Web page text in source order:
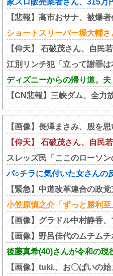
【悲報】高市おサナ、被爆
ショートスリーバー堀大輔
【仰天】 石破茂さん、自民
江別リンチ犯「立って謝罪
ディズニーからの帰り道。
【CN悲報】三峡ダム、全力
【画像】長澤まさみ、股を
【仰天】 石破茂さん、自民
スレッズ民「ここのローソ
パ○チラに気付いた女さんの
【緊急】中道改革連合の政
小笠原慎之介「ずっと勝利
【画像】グラドル中村静香
【画像】野呂佳代のムチム
後藤真希(40)さんが令和の現
【画像】tuki.、お〇ぱいの